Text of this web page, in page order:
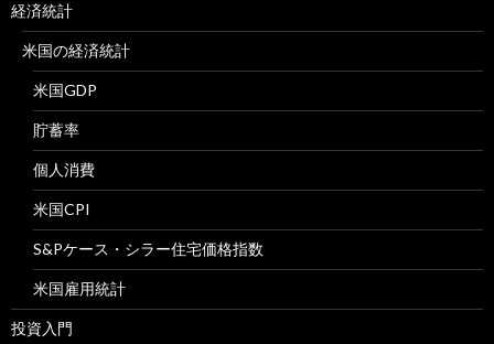
経済統計
米国の経済統計
米国GDP
貯蓄率
個人消費
米国CPI
S&Pケース・シラー住宅価格指数
米国雇用統計
投資入門